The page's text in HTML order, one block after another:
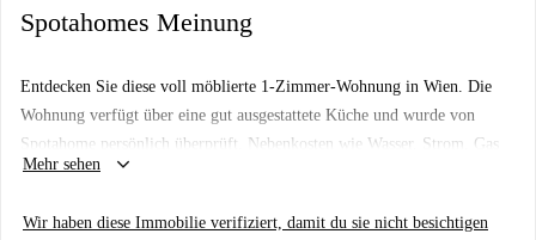
Spotahomes Meinung
Entdecken Sie diese voll möblierte 1-Zimmer-Wohnung in Wien. Die
Wohnung verfügt über eine gut ausgestattete Küche und wurde von
Spotahome persönlich überprüft. Nebenkosten wie Wasser, Strom, Gas
und WLAN sind im Mietpreis enthalten. Haustiere sind mit
Reinigung ist gegen Aufpreis möglich.
Mehr sehen keyboard_arrow_down
Wir haben diese Immobilie verifiziert, damit du sie nicht besichtigen